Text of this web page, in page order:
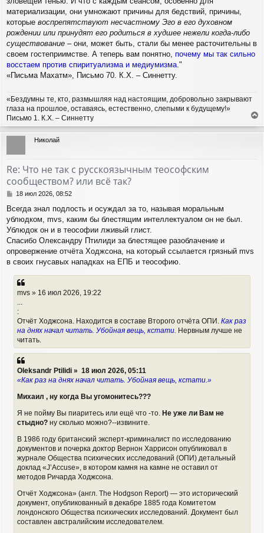
материализации, они умножают причины для бедствий, причины,
которые воспрепятствуют несчастному Эго в его духовном
рождении или принудят его родиться в худшее нежели когда-либо
существование – они, может быть, стали бы менее расточительны в
своем гостеприимстве. А теперь вам понятно, почему мы так сильно
восстаем против спиритуализма и медиумизма."
«Письма Махатм», Письмо 70. К.Х. – Синнетту.
«Бездумны те, кто, размышляя над настоящим, добровольно закрывают
глаза на прошлое, оставаясь, естественно, слепыми к будущему!»
Письмо 1. К.Х. – Синнетту
р
Николай
Re: Что не так с русскоязычным теософским
сообществом? или всё так?
С
о
б
щ
и
е
18 июл 2026, 08:52
Всегда знал подлость и осуждал за то, называя моральным
ублюдком, mvs, каким бы блестящим интеллектуалом он не был.
Ублюдок он и в теософии лживый глист.
Спасибо Олександру Птилиди за блестящее разоблачение и
опровержение отчёта Ходжсона, на который ссылается грязный mvs
в своих гнусавых нападках на ЕПБ и теософию.
mvs » 16 июл 2026, 19:22
:
Отчёт Ходжсона. Находится в составе Второго отчёта ОПИ. Как раз
на днях начал читать. Убойная вещь, кстати. Нервным лучше не
читать.
Oleksandr Ptilidi » 18 июл 2026, 05:11
«Как раз на днях начал читать. Убойная вещь, кстати.»
Михаил , ну когда Вы угомонитесь???
Я не пойму Вы пиаритесь или ещё что -то. Не уже ли Вам не
стыдно? ну сколько можно?--извините.
В 1986 году британский эксперт-криминалист по исследованию
документов и почерка доктор Вернон Харрисон опубликовал в
журнале Общества психических исследований (ОПИ) детальный
доклад «J’Accuse», в котором камня на камне не оставил от
методов Ричарда Ходжсона.
Отчёт Ходжсона» (англ. The Hodgson Report) — это исторический
документ, опубликованный в декабре 1885 года Комитетом
лондонского Общества психических исследований. Документ был
составлен австралийским исследователем.